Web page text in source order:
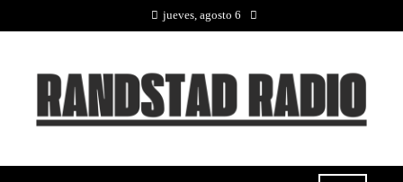
jueves, agosto 6